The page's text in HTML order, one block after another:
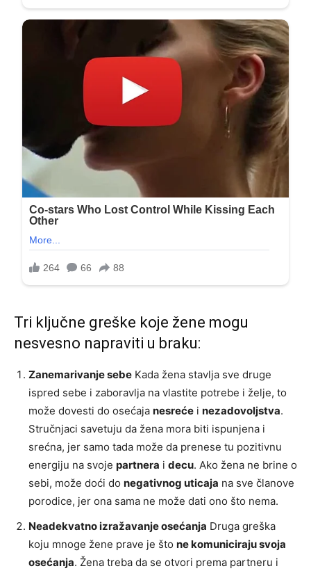
Tri ključne greške koje žene mogu
nesvesno napraviti u braku:
Zanemarivanje sebe Kada žena stavlja sve druge
ispred sebe i zaboravlja na vlastite potrebe i želje, to
može dovesti do osećaja nesreće i nezadovoljstva.
Stručnjaci savetuju da žena mora biti ispunjena i
srećna, jer samo tada može da prenese tu pozitivnu
energiju na svoje partnera i decu. Ako žena ne brine o
sebi, može doći do negativnog uticaja na sve članove
porodice, jer ona sama ne može dati ono što nema.
Neadekvatno izražavanje osećanja Druga greška
koju mnoge žene prave je što ne komuniciraju svoja
osećanja. Žena treba da se otvori prema partneru i